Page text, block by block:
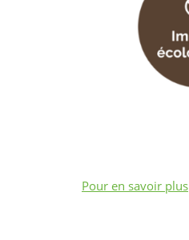
Pour en savoir plus